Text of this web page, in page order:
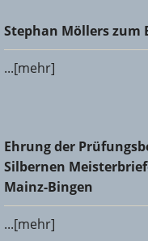
Stephan Möllers zum
Stephan Möllers zum
...[mehr]
Ehrung der
Silbernen
Bingen
Ehrung der
Silbernen
Mainz-Bingen
...[mehr]